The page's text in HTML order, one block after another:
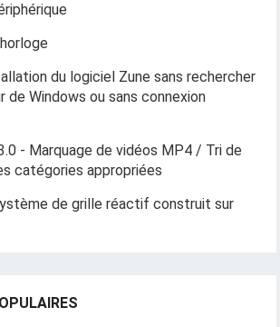
du logiciel Zune sans rechercher
de Windows ou sans connexion
- Marquage de vidéos MP4 / Tri de
catégories appropriées
de grille réactif construit sur